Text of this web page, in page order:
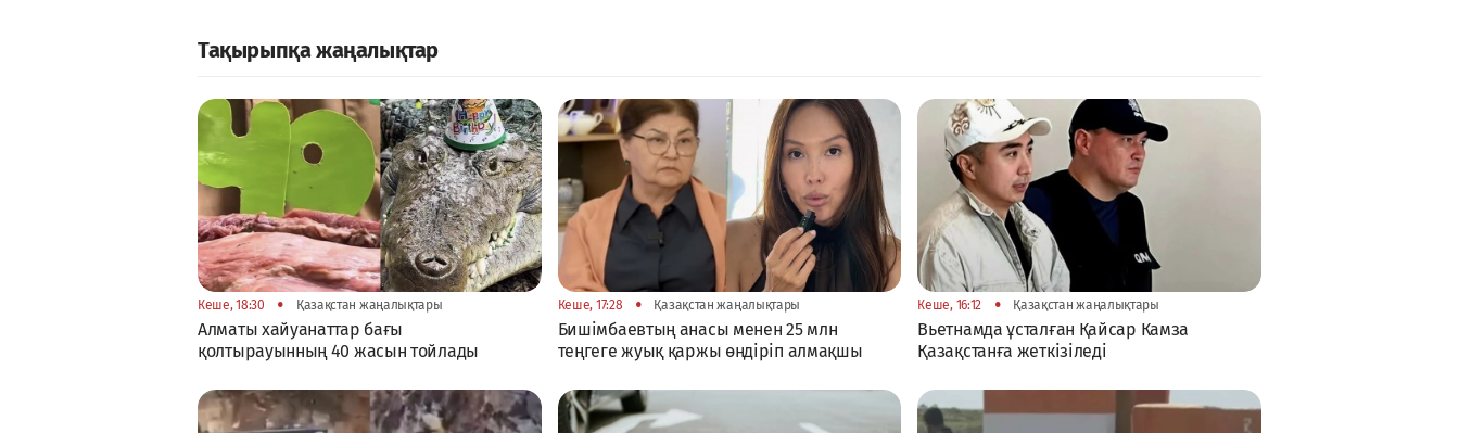
Тақырыпқа жаңалықтар
Кеше, 18:30 • Қазақстан жаңалықтары
Алматы хайуанаттар бағы
қолтырауынның 40 жасын тойлады
Кеше, 17:28 • Қазақстан жаңалықтары
Бишімбаевтың анасы менен 25 млн
теңгеге жуық қаржы өндіріп алмақшы
Кеше, 16:12 • Қазақстан жаңалықтары
Вьетнамда ұсталған Қайсар Камза
Қазақстанға жеткізіледі